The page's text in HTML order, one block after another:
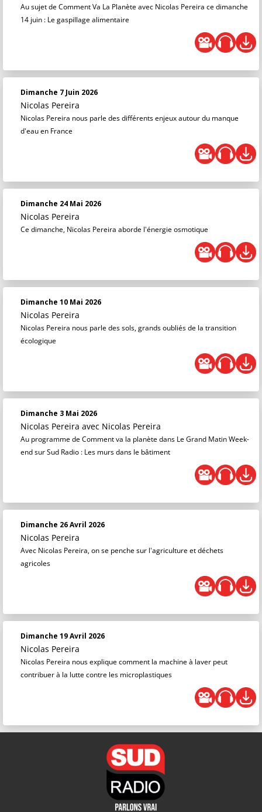
Au sujet de Comment Va La Planète avec Nicolas Pereira ce dimanche
14 juin : Le gaspillage alimentaire
Dimanche 7 Juin 2026
Nicolas Pereira
Nicolas Pereira nous parle des différents enjeux autour du manque
d'eau en France
Dimanche 24 Mai 2026
Nicolas Pereira
Ce dimanche, Nicolas Pereira aborde l'énergie osmotique
Dimanche 10 Mai 2026
Nicolas Pereira
Nicolas Pereira nous parle des sols, grands oubliés de la transition
écologique
Dimanche 3 Mai 2026
Nicolas Pereira avec Nicolas Pereira
Au programme de Comment va la planète dans Le Grand Matin Week-
end sur Sud Radio : Les murs dans le bâtiment
Dimanche 26 Avril 2026
Nicolas Pereira
Avec Nicolas Pereira, on se penche sur l'agriculture et déchets
agricoles
Dimanche 19 Avril 2026
Nicolas Pereira
Nicolas Pereira nous explique comment la machine à laver peut
contribuer à la lutte contre les microplastiques